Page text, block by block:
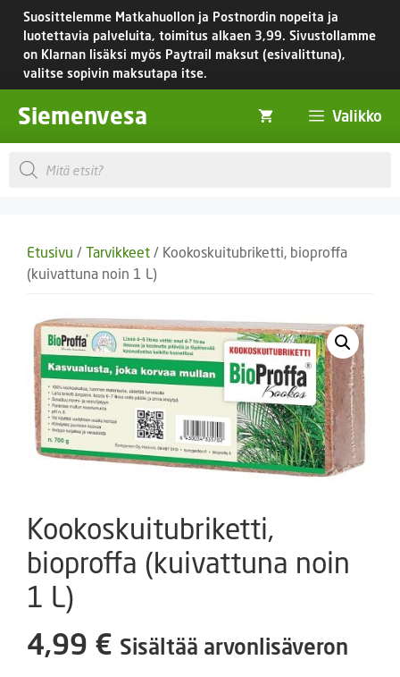
Siirry
sisältöön
Suosittelemme Matkahuollon ja Postnordin nopeita ja
luotettavia palveluita, toimitus alkaen 3,99. Sivustollamme
on Klarnan lisäksi myös Paytrail maksut (esivalittuna),
valitse sopivin maksutapa itse.
Siemenvesa Valikko
Products
search
Etusivu / Tarvikkeet / Kookoskuitubriketti, bioproffa
(kuivattuna noin 1 L)
Kookoskuitubriketti,
bioproffa (kuivattuna noin
1 L)
4,99 € Sisältää arvonlisäveron